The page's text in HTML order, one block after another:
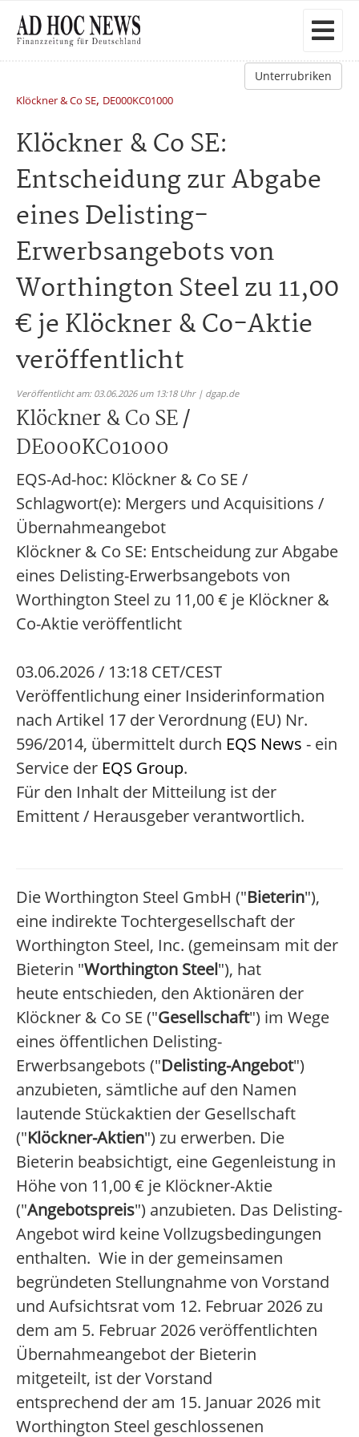
Unterrubriken
Klöckner & Co SE, DE000KC01000
Klöckner & Co SE:
Entscheidung zur Abgabe
eines Delisting-
Erwerbsangebots von
Worthington Steel zu 11,00
€ je Klöckner & Co-Aktie
veröffentlicht
Veröffentlicht am: 03.06.2026 um 13:18 Uhr | dgap.de
Klöckner & Co SE /
DE000KC01000
EQS-Ad-hoc: Klöckner & Co SE /
Schlagwort(e): Mergers und Acquisitions /
Übernahmeangebot
Klöckner & Co SE: Entscheidung zur Abgabe
eines Delisting-Erwerbsangebots von
Worthington Steel zu 11,00 € je Klöckner &
Co-Aktie veröffentlicht
03.06.2026 / 13:18 CET/CEST
Veröffentlichung einer Insiderinformation
nach Artikel 17 der Verordnung (EU) Nr.
596/2014, übermittelt durch EQS News - ein
Service der EQS Group.
Für den Inhalt der Mitteilung ist der
Emittent / Herausgeber verantwortlich.
Die Worthington Steel GmbH ("Bieterin"),
eine indirekte Tochtergesellschaft der
Worthington Steel, Inc. (gemeinsam mit der
Bieterin "Worthington Steel"), hat
heute entschieden, den Aktionären der
Klöckner & Co SE ("Gesellschaft") im Wege
eines öffentlichen Delisting-
Erwerbsangebots ("Delisting-Angebot")
anzubieten, sämtliche auf den Namen
lautende Stückaktien der Gesellschaft
("Klöckner-Aktien") zu erwerben. Die
Bieterin beabsichtigt, eine Gegenleistung in
Höhe von 11,00 € je Klöckner-Aktie
("Angebotspreis") anzubieten. Das Delisting-
Angebot wird keine Vollzugsbedingungen
enthalten. Wie in der gemeinsamen
begründeten Stellungnahme von Vorstand
und Aufsichtsrat vom 12. Februar 2026 zu
dem am 5. Februar 2026 veröffentlichten
Übernahmeangebot der Bieterin
mitgeteilt, ist der Vorstand
entsprechend der am 15. Januar 2026 mit
Worthington Steel geschlossenen